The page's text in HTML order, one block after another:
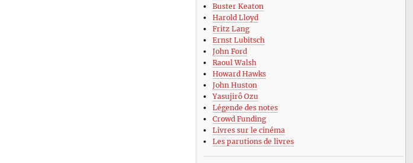
Buster Keaton
Harold Lloyd
Fritz Lang
Ernst Lubitsch
John Ford
Raoul Walsh
Howard Hawks
John Huston
Yasujirô Ozu
Légende des notes
Crowd Funding
Livres sur le cinéma
Les parutions de livres